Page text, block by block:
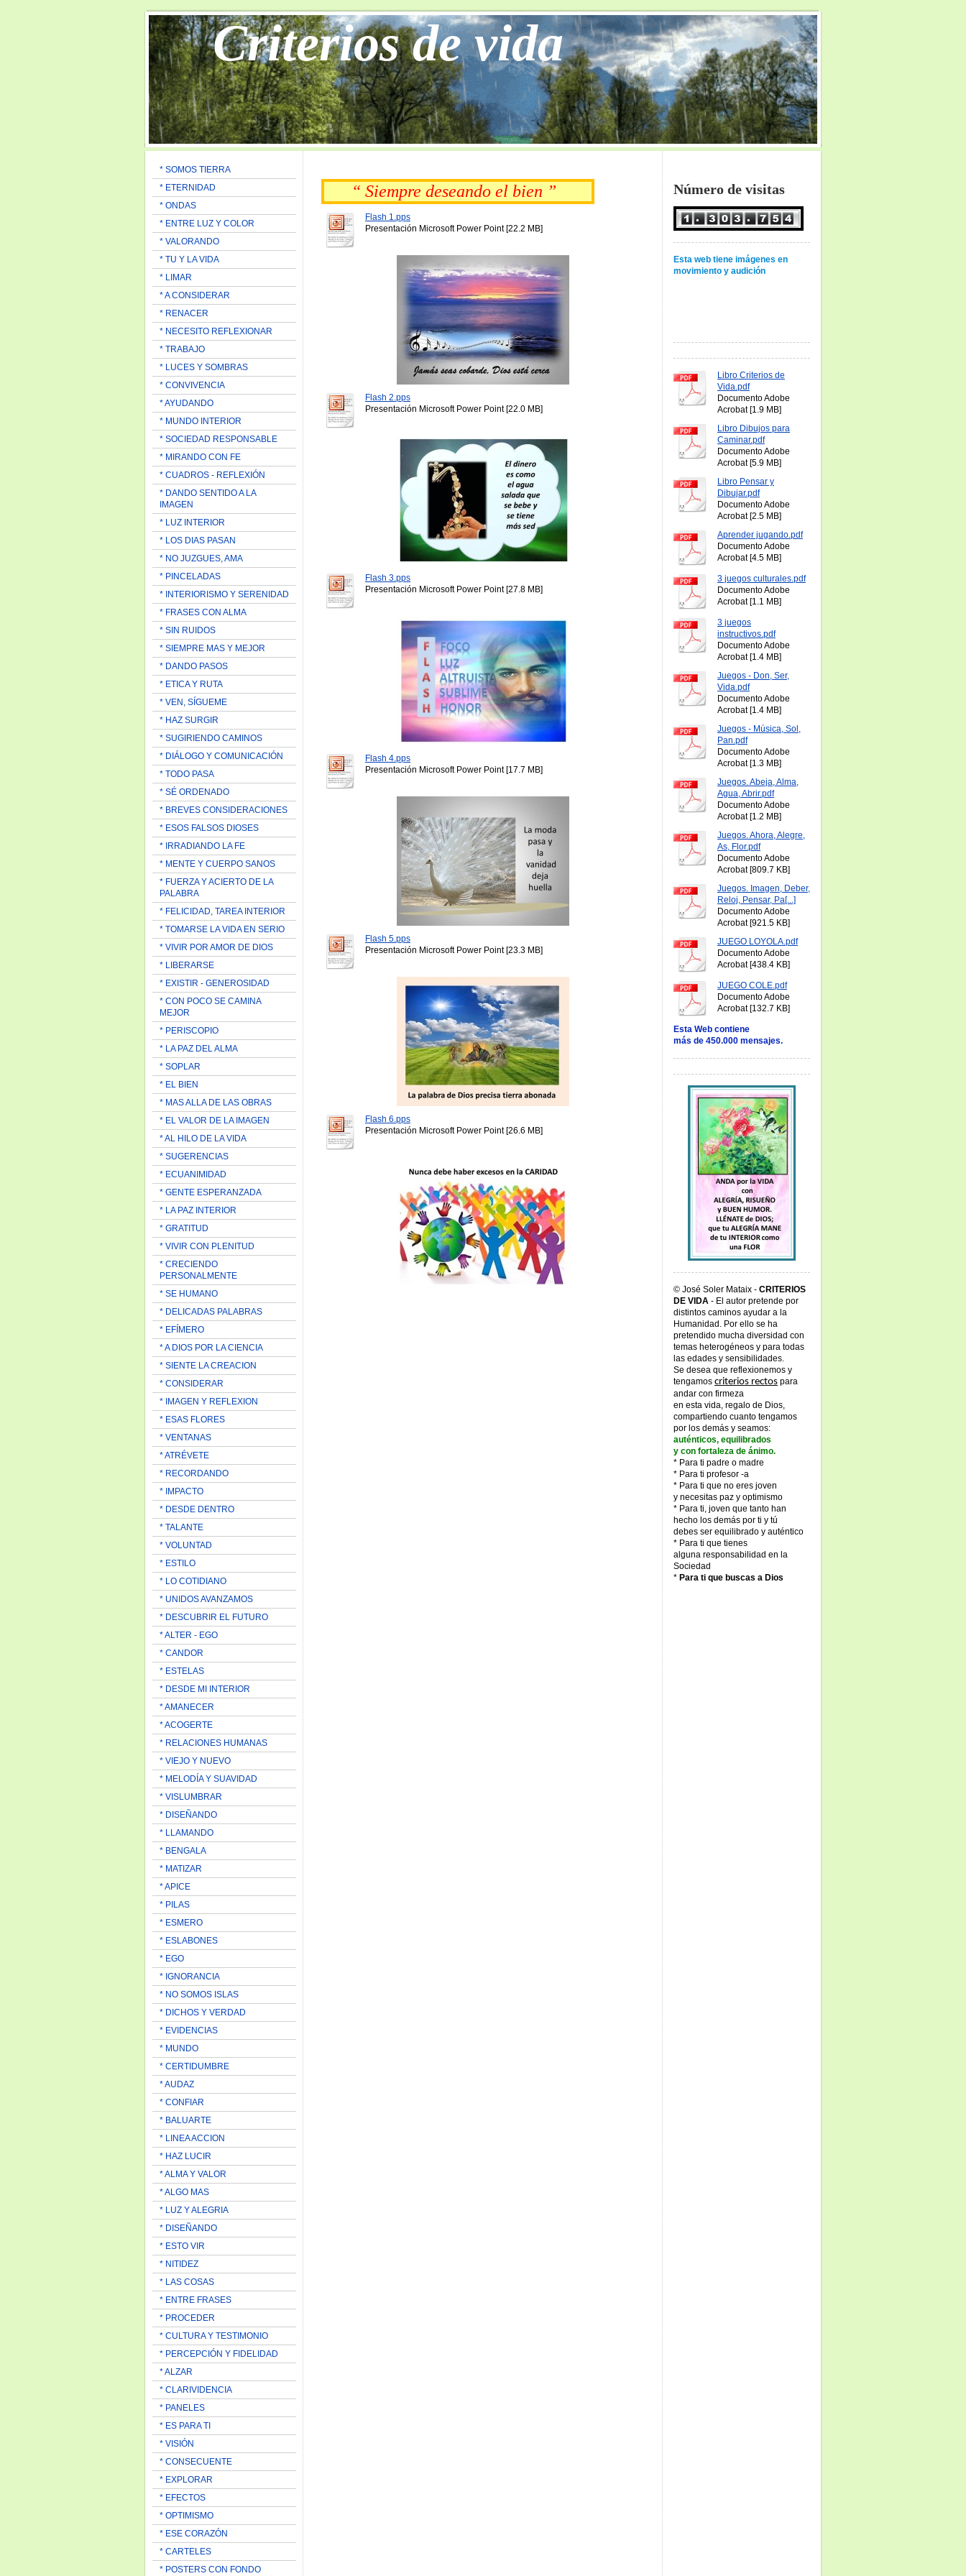
Criterios de vida
* SOMOS TIERRA
* ETERNIDAD
* ONDAS
* ENTRE LUZ Y COLOR
* VALORANDO
* TU Y LA VIDA
* LIMAR
* A CONSIDERAR
* RENACER
* NECESITO REFLEXIONAR
* TRABAJO
* LUCES Y SOMBRAS
* CONVIVENCIA
* AYUDANDO
* MUNDO INTERIOR
* SOCIEDAD RESPONSABLE
* MIRANDO CON FE
* CUADROS - REFLEXIÓN
* DANDO SENTIDO A LA
IMAGEN
* LUZ INTERIOR
* LOS DIAS PASAN
* NO JUZGUES, AMA
* PINCELADAS
* INTERIORISMO Y SERENIDAD
* FRASES CON ALMA
* SIN RUIDOS
* SIEMPRE MAS Y MEJOR
* DANDO PASOS
* ETICA Y RUTA
* VEN, SÍGUEME
* HAZ SURGIR
* SUGIRIENDO CAMINOS
* DIÁLOGO Y COMUNICACIÓN
* TODO PASA
* SÉ ORDENADO
* BREVES CONSIDERACIONES
* ESOS FALSOS DIOSES
* IRRADIANDO LA FE
* MENTE Y CUERPO SANOS
* FUERZA Y ACIERTO DE LA
PALABRA
* FELICIDAD, TAREA INTERIOR
* TOMARSE LA VIDA EN SERIO
* VIVIR POR AMOR DE DIOS
* LIBERARSE
* EXISTIR - GENEROSIDAD
* CON POCO SE CAMINA
MEJOR
* PERISCOPIO
* LA PAZ DEL ALMA
* SOPLAR
* EL BIEN
* MAS ALLA DE LAS OBRAS
* EL VALOR DE LA IMAGEN
* AL HILO DE LA VIDA
* SUGERENCIAS
* ECUANIMIDAD
* GENTE ESPERANZADA
* LA PAZ INTERIOR
* GRATITUD
* VIVIR CON PLENITUD
* CRECIENDO
PERSONALMENTE
* SE HUMANO
* DELICADAS PALABRAS
* EFÍMERO
* A DIOS POR LA CIENCIA
* SIENTE LA CREACION
* CONSIDERAR
* IMAGEN Y REFLEXION
* ESAS FLORES
* VENTANAS
* ATRÉVETE
* RECORDANDO
* IMPACTO
* DESDE DENTRO
* TALANTE
* VOLUNTAD
* ESTILO
* LO COTIDIANO
* UNIDOS AVANZAMOS
* DESCUBRIR EL FUTURO
* ALTER - EGO
* CANDOR
* ESTELAS
* DESDE MI INTERIOR
* AMANECER
* ACOGERTE
* RELACIONES HUMANAS
* VIEJO Y NUEVO
* MELODÍA Y SUAVIDAD
* VISLUMBRAR
* DISEÑANDO
* LLAMANDO
* BENGALA
* MATIZAR
* APICE
* PILAS
* ESMERO
* ESLABONES
* EGO
* IGNORANCIA
* NO SOMOS ISLAS
* DICHOS Y VERDAD
* EVIDENCIAS
* MUNDO
* CERTIDUMBRE
* AUDAZ
* CONFIAR
* BALUARTE
* LINEA ACCION
* HAZ LUCIR
* ALMA Y VALOR
* ALGO MAS
* LUZ Y ALEGRIA
* DISEÑANDO
* ESTO VIR
* NITIDEZ
* LAS COSAS
* ENTRE FRASES
* PROCEDER
* CULTURA Y TESTIMONIO
* PERCEPCIÓN Y FIDELIDAD
* ALZAR
* CLARIVIDENCIA
* PANELES
* ES PARA TI
* VISIÓN
* CONSECUENTE
* EXPLORAR
* EFECTOS
* OPTIMISMO
* ESE CORAZÓN
* CARTELES
* POSTERS CON FONDO
“ Siempre deseando el bien ”
Flash 1.pps
Presentación Microsoft Power Point [22.2 MB]
Flash 2.pps
Presentación Microsoft Power Point [22.0 MB]
Flash 3.pps
Presentación Microsoft Power Point [27.8 MB]
Flash 4.pps
Presentación Microsoft Power Point [17.7 MB]
Flash 5.pps
Presentación Microsoft Power Point [23.3 MB]
Flash 6.pps
Presentación Microsoft Power Point [26.6 MB]
Número de visitas
Esta web tiene imágenes en
movimiento y audición
Libro Criterios de
Vida.pdf
Documento Adobe
Acrobat [1.9 MB]
Libro Dibujos para
Caminar.pdf
Documento Adobe
Acrobat [5.9 MB]
Libro Pensar y
Dibujar.pdf
Documento Adobe
Acrobat [2.5 MB]
Aprender jugando.pdf
Documento Adobe
Acrobat [4.5 MB]
3 juegos culturales.pdf
Documento Adobe
Acrobat [1.1 MB]
3 juegos
instructivos.pdf
Documento Adobe
Acrobat [1.4 MB]
Juegos - Don, Ser,
Vida.pdf
Documento Adobe
Acrobat [1.4 MB]
Juegos - Música, Sol,
Pan.pdf
Documento Adobe
Acrobat [1.3 MB]
Juegos. Abeja, Alma,
Agua, Abrir.pdf
Documento Adobe
Acrobat [1.2 MB]
Juegos. Ahora, Alegre,
As, Flor.pdf
Documento Adobe
Acrobat [809.7 KB]
Juegos. Imagen, Deber,
Reloj, Pensar, Pa[...]
Documento Adobe
Acrobat [921.5 KB]
JUEGO LOYOLA.pdf
Documento Adobe
Acrobat [438.4 KB]
JUEGO COLE.pdf
Documento Adobe
Acrobat [132.7 KB]
Esta Web contiene
más de 450.000 mensajes.
© José Soler Mataix - CRITERIOS
DE VIDA - El autor pretende por
distintos caminos ayudar a la
Humanidad. Por ello se ha
pretendido mucha diversidad con
temas heterogéneos y para todas
las edades y sensibilidades.
Se desea que reflexionemos y
tengamos criterios rectos para
andar con firmeza
en esta vida, regalo de Dios,
compartiendo cuanto tengamos
por los demás y seamos:
auténticos, equilibrados
y con fortaleza de ánimo.
* Para ti padre o madre
* Para ti profesor -a
* Para ti que no eres joven
y necesitas paz y optimismo
* Para ti, joven que tanto han
hecho los demás por ti y tú
debes ser equilibrado y auténtico
* Para ti que tienes
alguna responsabilidad en la
Sociedad
* Para ti que buscas a Dios